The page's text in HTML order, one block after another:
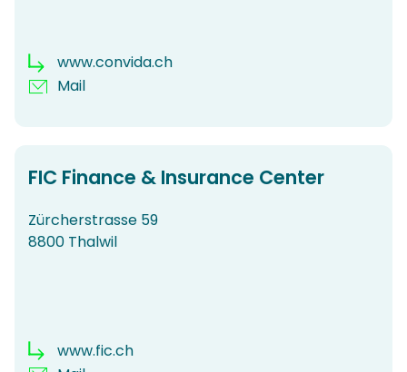
www.convida.ch
Mail
FIC Finance & Insurance Center
Zürcherstrasse 59
8800 Thalwil
www.fic.ch